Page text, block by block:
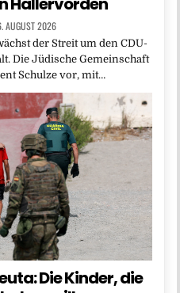
AUGUST 2026
der Streit um den CDU-
Die Jüdische Gemeinschaft
Schulze vor, mit…
Die Kinder, die